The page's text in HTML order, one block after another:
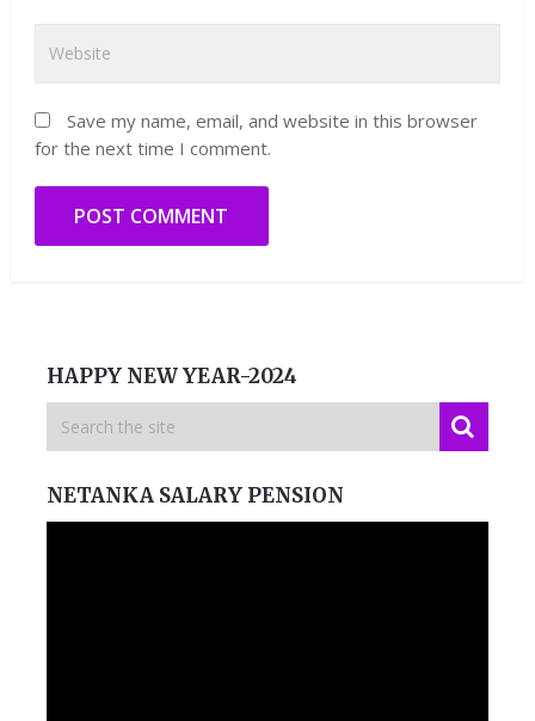
Save my name, email, and website in this browser
for the next time I comment.
HAPPY NEW YEAR-2024
NETANKA SALARY PENSION